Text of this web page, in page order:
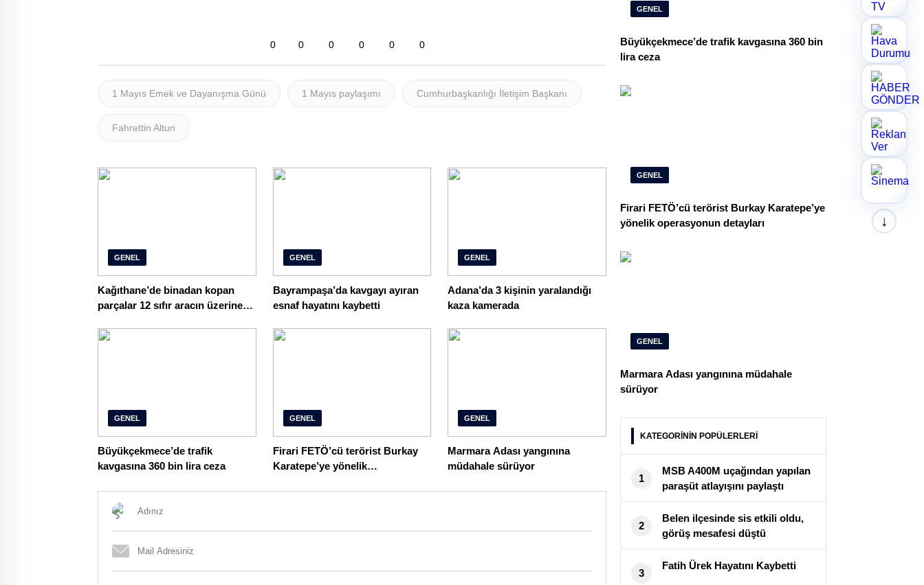
0 0 0 0 0 0
1 Mayıs Emek ve Dayanışma Günü 1 Mayıs paylaşımı Cumhurbaşkanlığı İletişim Başkanı
Fahrettin Altun
GENEL
Kağıthane’de binadan kopan
parçalar 12 sıfır aracın üzerine
GENEL
Bayrampaşa’da kavgayı ayıran
esnaf hayatını kaybetti
GENEL
Adana’da 3 kişinin yaralandığı
kaza kamerada
GENEL
Büyükçekmece’de trafik
kavgasına 360 bin lira ceza
GENEL
Firari FETÖ’cü terörist Burkay
Karatepe’ye yönelik
GENEL
Marmara Adası yangınına
müdahale sürüyor
GENEL
Büyükçekmece’de trafik kavgasına 360 bin
lira ceza
GENEL
Firari FETÖ’cü terörist Burkay Karatepe’ye
yönelik operasyonun detayları
GENEL
Marmara Adası yangınına müdahale
sürüyor
KATEGORİNİN POPÜLERLERİ
1
MSB A400M uçağından yapılan
paraşüt atlayışını paylaştı
2
Belen ilçesinde sis etkili oldu,
görüş mesafesi düştü
3
Fatih Ürek Hayatını Kaybetti
↓